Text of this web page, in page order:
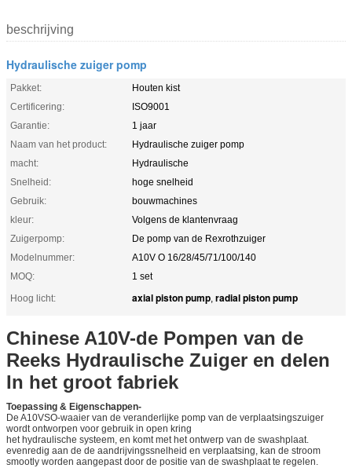
beschrijving
Hydraulische zuiger pomp
Pakket:
Houten kist
Certificering:
ISO9001
Garantie:
1 jaar
Naam van het product:
Hydraulische zuiger pomp
macht:
Hydraulische
Snelheid:
hoge snelheid
Gebruik:
bouwmachines
kleur:
Volgens de klantenvraag
Zuigerpomp:
De pomp van de Rexrothzuiger
Modelnummer:
A10V O 16/28/45/71/100/140
MOQ:
1 set
Hoog licht:
axial piston pump, radial piston pump
Chinese A10V-de Pompen van de
Reeks Hydraulische Zuiger en delen
In het groot fabriek
Toepassing & Eigenschappen-
De A10VSO-waaier van de veranderlijke pomp van de verplaatsingszuiger
wordt ontworpen voor gebruik in open kring
het hydraulische systeem, en komt met het ontwerp van de swashplaat.
evenredig aan de de aandrijvingssnelheid en verplaatsing, kan de stroom
smootly worden aangepast door de positie van de swashplaat te regelen.